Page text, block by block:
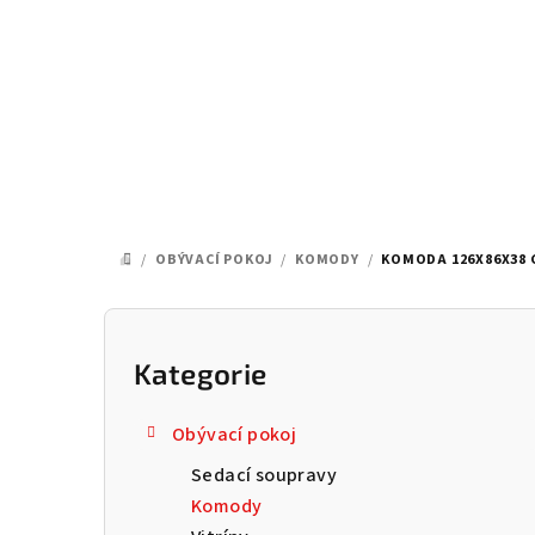
DOMŮ
/ OBÝVACÍ POKOJ / KOMODY / KOMODA 126X86X38
P
Přeskočit
kategorie
Kategorie
Obývací pokoj
Sedací soupravy
Komody